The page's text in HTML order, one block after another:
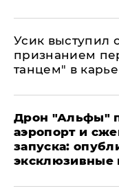
Усик выступил
признанием
танцем" в
Дрон "Альфы"
аэропорт и
запуска:
эксклюзивные